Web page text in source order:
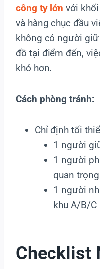
công ty lớn với
và hàng chục đầu
không có người
đồ tại điểm đến,
khó hơn.
Cách phòng tránh:
Chỉ định tối
1 người
1 người
quan trọng
1 người
khu A/B/C
Checklist